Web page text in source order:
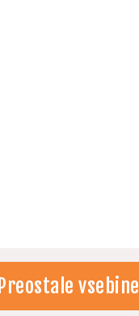
Preostale vsebine